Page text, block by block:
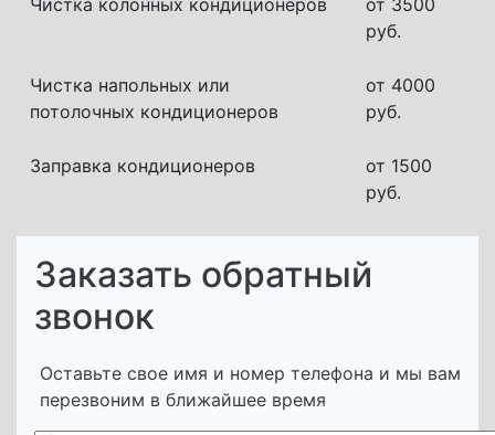
Чистка колонных кондиционеров
от 3500
руб.
Чистка напольных или
потолочных кондиционеров
от 4000
руб.
Заправка кондиционеров
от 1500
руб.
Заказать обратный
звонок
Оставьте свое имя и номер телефона и мы вам
перезвоним в ближайшее время